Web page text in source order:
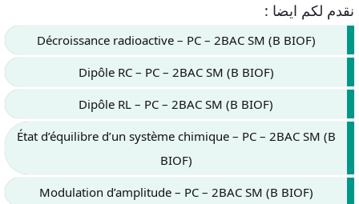
نقدم لكم ايضا :
Décroissance radioactive – PC – 2BAC SM (B BIOF)
Dipôle RC – PC – 2BAC SM (B BIOF)
Dipôle RL – PC – 2BAC SM (B BIOF)
État d’équilibre d’un système chimique – PC – 2BAC SM (B
BIOF)
Modulation d’amplitude – PC – 2BAC SM (B BIOF)